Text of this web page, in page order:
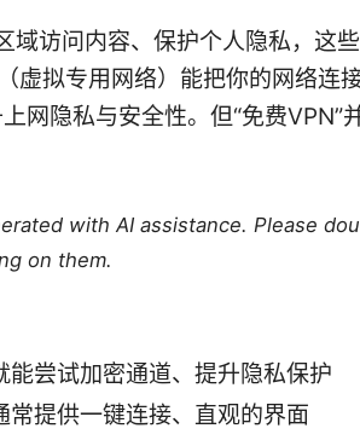
域访问内容、保护个人隐私，这
虚拟专用网络）能把你的网络连
网隐私与安全性。但“免费VPN”
with AI assistance. Please
on them.
能尝试加密通道、提升隐私保护
常提供一键连接、直观的界面